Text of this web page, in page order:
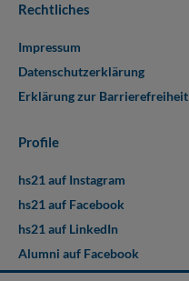
Rechtliches
Impressum
Datenschutzerklärung
Erklärung zur Barrierefreiheit
Profile
hs21 auf Instagram
hs21 auf Facebook
hs21 auf LinkedIn
Alumni auf Facebook